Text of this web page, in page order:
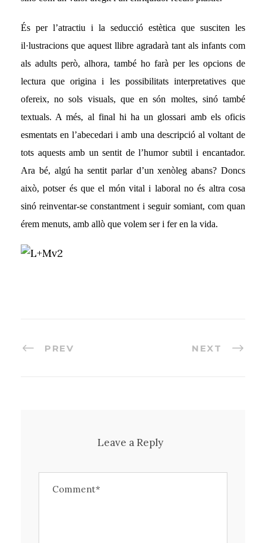
És per l’atractiu i la seducció estètica que susciten les
il·lustracions que aquest llibre agradarà tant als infants com
als adults però, alhora, també ho farà per les opcions de
lectura que origina i les possibilitats interpretatives que
ofereix, no sols visuals, que en són moltes, sinó també
textuals. A més, al final hi ha un glossari amb els oficis
esmentats en l’abecedari i amb una descripció al voltant de
tots aquests amb un sentit de l’humor subtil i encantador.
Ara bé, algú ha sentit parlar d’un xenòleg abans? Doncs
això, potser és que el món vital i laboral no és altra cosa
sinó reinventar-se constantment i seguir somiant, com quan
érem menuts, amb allò que volem ser i fer en la vida.
PREV NEXT
Leave a Reply